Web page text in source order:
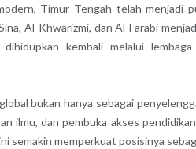
Timur Tengah telah menjadi
Al-Khwarizmi, dan Al-Farabi
kembali melalui
bukan hanya sebagai
ilmu, dan pembuka akses
semakin memperkuat posisinya